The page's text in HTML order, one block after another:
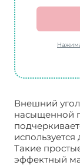
Внешний
насыщенной
Такие
эффектный